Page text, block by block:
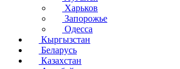
Харьков
Запорожье
Одесса
Кыргызстан
Беларусь
Казахстан